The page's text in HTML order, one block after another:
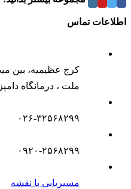
اطلاعات تماس
کرج عظیمیه، بین
ملت ، درمانگاه
۰۲۶-۳۲۵۶۸۲۹۹
۰۹۲۰-۲۵۶۸۲۹۹
مسیریابی با نقشه